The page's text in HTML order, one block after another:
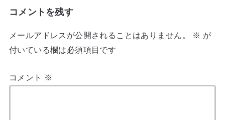
コメントを残す
メールアドレスが公開されることはありません。 ※ が
付いている欄は必須項目です
コメント ※